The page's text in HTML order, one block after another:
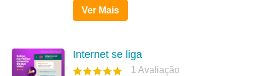
Ver Mais
Internet se liga
1 Avaliação